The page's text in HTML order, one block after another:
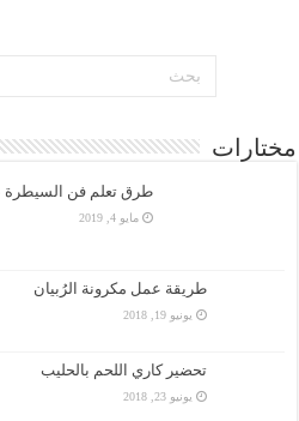
مختارات
طرق تعلم فن السيطرة
مايو 4, 2019
طريقة عمل مكرونة الرُبيان
يونيو 19, 2018
تحضير كاري اللحم بالحليب
يونيو 23, 2018